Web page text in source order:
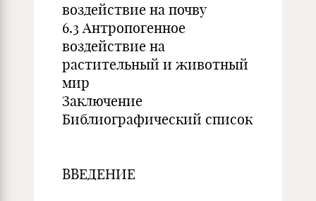
воздействие на почву
6.3 Антропогенное
воздействие на
растительный и животный
мир
Заключение
Библиографический список
ВВЕДЕНИЕ